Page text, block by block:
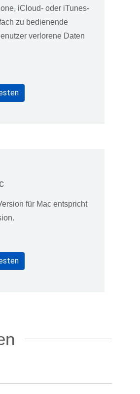
iCloud- oder iTunes-
zu bedienende
verlorene Daten
für Mac entspricht